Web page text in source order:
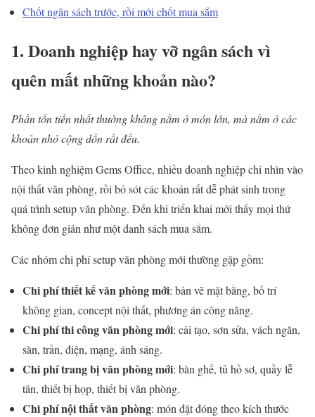
Chốt ngân sách trước, rồi mới chốt mua sắm
1. Doanh nghiệp hay vỡ ngân sách vì
quên mất những khoản nào?
Phần tốn tiền nhất thường không nằm ở món lớn, mà nằm ở các
khoản nhỏ cộng dồn rất đều.
Theo kinh nghiệm Gems Office, nhiều doanh nghiệp chỉ nhìn vào
nội thất văn phòng, rồi bỏ sót các khoản rất dễ phát sinh trong
quá trình setup văn phòng. Đến khi triển khai mới thấy mọi thứ
không đơn giản như một danh sách mua sắm.
Các nhóm chi phí setup văn phòng mới thường gặp gồm:
Chi phí thiết kế văn phòng mới: bản vẽ mặt bằng, bố trí
không gian, concept nội thất, phương án công năng.
Chi phí thi công văn phòng mới: cải tạo, sơn sửa, vách ngăn,
sàn, trần, điện, mạng, ánh sáng.
Chi phí trang bị văn phòng mới: bàn ghế, tủ hồ sơ, quầy lễ
tân, thiết bị họp, thiết bị văn phòng.
Chi phí nội thất văn phòng: món đặt đóng theo kích thước